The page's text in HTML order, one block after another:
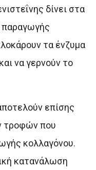
δίνει στα
παραγωγής
τα ένζυμα
να γερνούν το
επίσης
τροφών που
κολλαγόνου.
κατανάλωση